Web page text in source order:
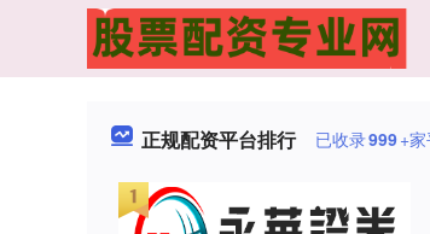
正规配资平台排行 已收录999+